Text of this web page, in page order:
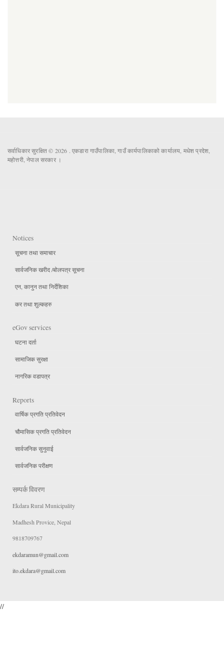
सर्वाधिकार सुरक्षित © 2026 . एकडारा गाउँपालिका, गाउँ कार्यपालिकाको कार्यालय, मधेश प्रदेश,
महोत्तरी, नेपाल सरकार ।
Notices
सूचना तथा समाचार
सार्वजनिक खरीद /बोलपत्र सूचना
एन, कानुन तथा निर्देशिका
कर तथा शुल्कहरु
eGov services
घटना दर्ता
सामाजिक सुरक्षा
नागरिक वडापत्र
Reports
वार्षिक प्रगति प्रतिवेदन
चौमासिक प्रगति प्रतिवेदन
सार्वजनिक सुनुवाई
सार्वजनिक परीक्षण
सम्पर्क विवरण
Ekdara Rural Municipality
Madhesh Provice, Nepal
9818709767
ekdaramun@gmail.com
ito.ekdara@gmail.com
//